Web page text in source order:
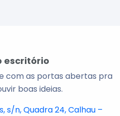
escritório
com as portas abertas pra
boas ideias.
s/n, Quadra 24, Calhau –